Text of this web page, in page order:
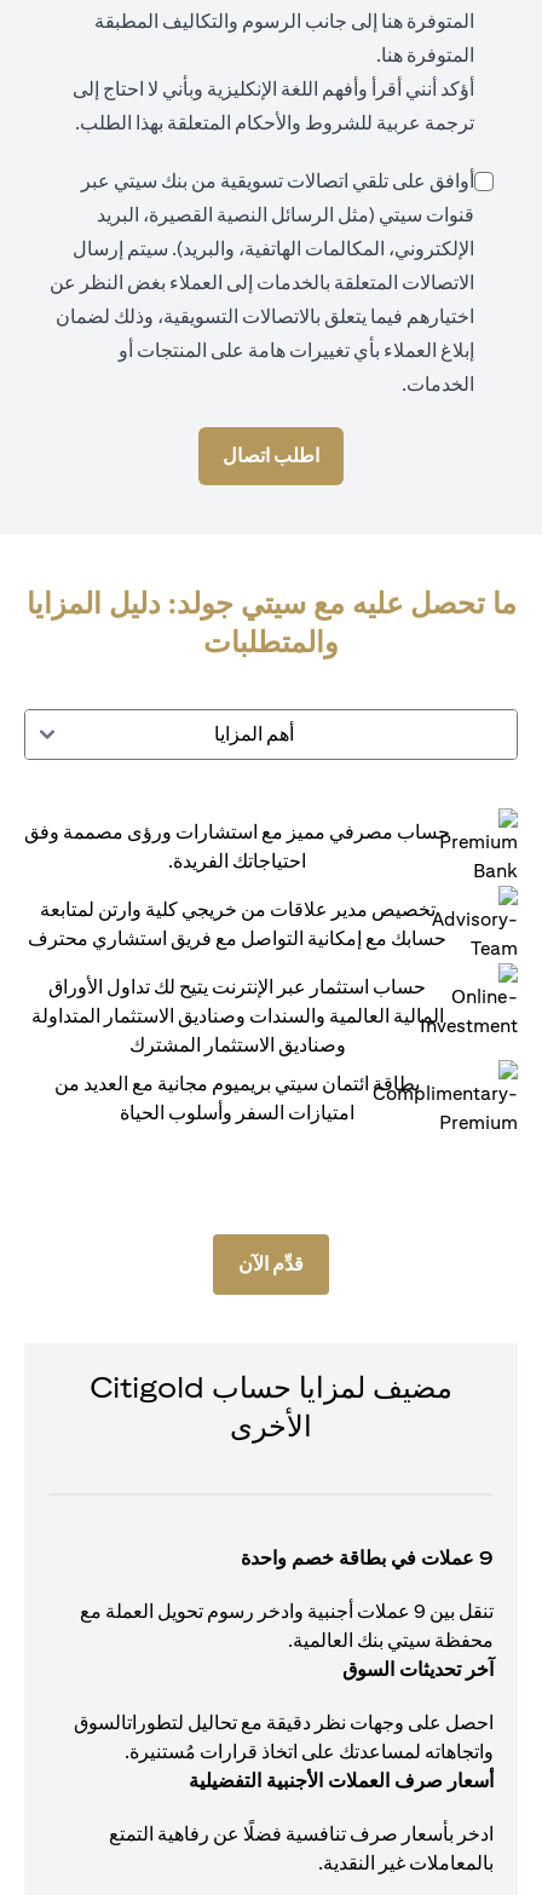
المتوفرة هنا إلى جانب الرسوم والتكاليف المطبقة
المتوفرة هنا(opens in a new tab).
أؤكد أنني أقرأ وأفهم اللغة الإنكليزية وبأني لا احتاج إلى
ترجمة عربية للشروط والأحكام المتعلقة بهذا الطلب.
أوافق على تلقي اتصالات تسويقية من بنك سيتي عبر
قنوات سيتي (مثل الرسائل النصية القصيرة، البريد
الإلكتروني، المكالمات الهاتفية، والبريد). سيتم إرسال
الاتصالات المتعلقة بالخدمات إلى العملاء بغض النظر عن
اختيارهم فيما يتعلق بالاتصالات التسويقية، وذلك لضمان
إبلاغ العملاء بأي تغييرات هامة على المنتجات أو
الخدمات.
اطلب اتصال
ما تحصل عليه مع سيتي جولد: دليل المزايا
والمتطلبات
أهم المزايا
حساب مصرفي مميز مع استشارات ورؤى مصممة وفق
احتياجاتك الفريدة.
تخصيص مدير علاقات من خريجي كلية وارتن لمتابعة
حسابك مع إمكانية التواصل مع فريق استشاري محترف
حساب استثمار عبر الإنترنت يتيح لك تداول الأوراق
المالية العالمية والسندات وصناديق الاستثمار المتداولة
وصناديق الاستثمار المشترك
بطاقة ائتمان سيتي بريميوم مجانية مع العديد من
امتيازات السفر وأسلوب الحياة
قدِّم الآن
مضيف لمزايا حساب Citigold
الأخرى
9 عملات في بطاقة خصم واحدة
تنقل بين 9 عملات أجنبية وادخر رسوم تحويل العملة مع
محفظة سيتي بنك العالمية.
آخر تحديثات السوق
احصل على وجهات نظر دقيقة مع تحاليل لتطوراتالسوق
واتجاهاته لمساعدتك على اتخاذ قرارات مُستنيرة.
أسعار صرف العملات الأجنبية التفضيلية
ادخر بأسعار صرف تنافسية فضلًا عن رفاهية التمتع
بالمعاملات غير النقدية.